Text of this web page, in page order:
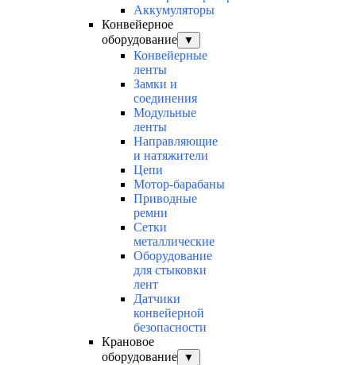
Аккумуляторы
Конвейерное
оборудование
▼
Конвейерные
ленты
Замки и
соединения
Модульные
ленты
Направляющие
и натяжители
Цепи
Мотор-барабаны
Приводные
ремни
Сетки
металлические
Оборудование
для стыковки
лент
Датчики
конвейерной
безопасности
Крановое
оборудование
▼